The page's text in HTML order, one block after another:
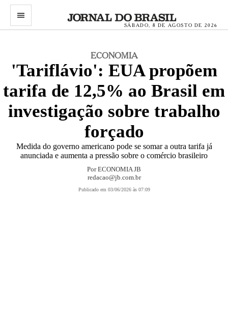
menu
SÁBADO, 8 DE AGOSTO DE 2026
ECONOMIA
'Tariflávio': EUA propõem
tarifa de 12,5% ao Brasil em
investigação sobre trabalho
forçado
Medida do governo americano pode se somar a outra tarifa já
anunciada e aumenta a pressão sobre o comércio brasileiro
PorECONOMIA JB
redacao@jb.com.br
Publicado em 03/06/2026 às 07:09